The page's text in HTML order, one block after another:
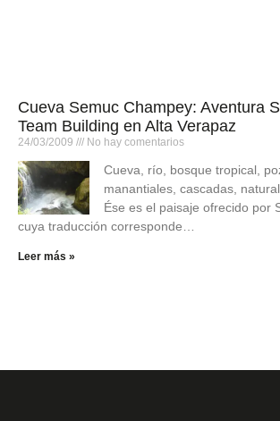
Cueva Semuc Champey: Aventura
Team Building en Alta Verapaz
24/03/2009 No hay comentarios
Cueva, río, bosque tropical,
manantiales, cascadas,
Ése es el paisaje ofrecido por
cuya traducción corresponde…
Leer más »